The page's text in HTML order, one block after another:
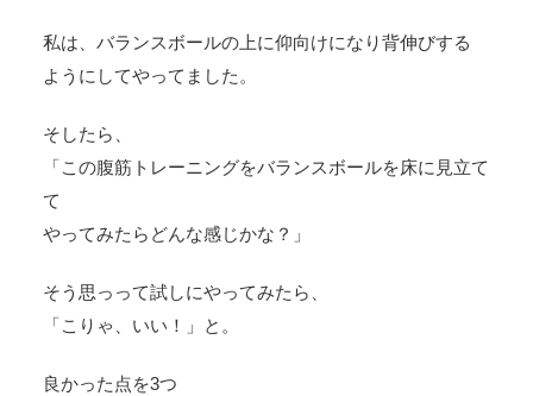
私は、バランスボールの上に仰向けになり背伸びする
ようにしてやってました。
そしたら、
「この腹筋トレーニングをバランスボールを床に見立て
て
やってみたらどんな感じかな？」
そう思っって試しにやってみたら、
「こりゃ、いい！」と。
良かった点を3つ